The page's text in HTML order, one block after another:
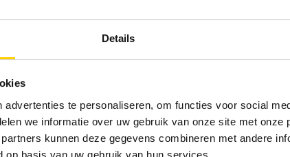
Details
te personaliseren, om functies voor social
we informatie over uw gebruik van onze site met onze
kunnen deze gegevens combineren met andere
basis van uw gebruik van hun services.